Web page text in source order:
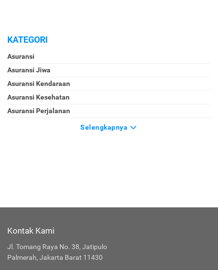
KATEGORI
Asuransi
Asuransi Jiwa
Asuransi Kendaraan
Asuransi Kesehatan
Asuransi Perjalanan
Selengkapnya
Kontak Kami
Jl. Tomang Raya No. 38, Jatipulo
Palmerah, Jakarta Barat 11430